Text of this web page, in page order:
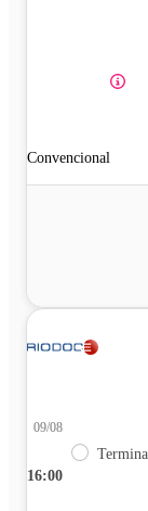
Convencional
16:00
09/08